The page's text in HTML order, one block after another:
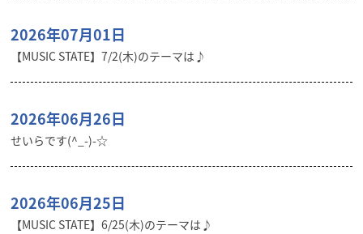
2026年07月01日
【MUSIC STATE】7/2(木)のテーマは♪
2026年06月26日
せいらです(^_-)-☆
2026年06月25日
【MUSIC STATE】6/25(木)のテーマは♪